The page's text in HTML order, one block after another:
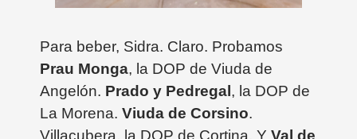
Para beber, Sidra. Claro. Probamos
Prau Monga, la DOP de Viuda de
Angelón. Prado y Pedregal , la DOP de
La Morena. Viuda de Corsino.